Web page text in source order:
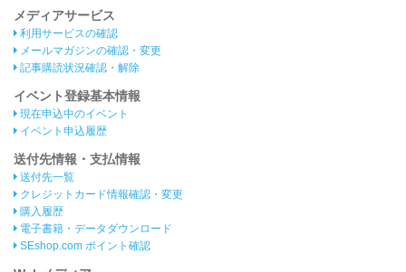
メディアサービス
利用サービスの確認
メールマガジンの確認・変更
記事購読状況確認・解除
イベント登録基本情報
現在申込中のイベント
イベント申込履歴
送付先情報・支払情報
送付先一覧
クレジットカード情報確認・変更
購入履歴
電子書籍・データダウンロード
SEshop.com ポイント確認